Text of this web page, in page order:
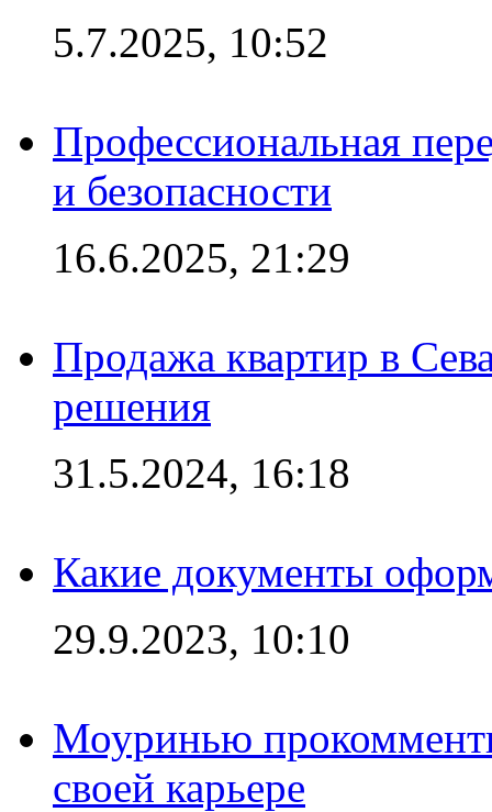
5.7.2025, 10:52
Профессиональная
и безопасности
16.6.2025, 21:29
Продажа квартир в
решения
31.5.2024, 16:18
Какие документы
29.9.2023, 10:10
Моуринью
своей карьере